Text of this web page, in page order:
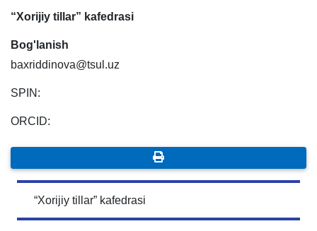
“Xorijiy tillar” kafedrasi
Bog'lanish
baxriddinova@tsul.uz
SPIN:
ORCID:
“Xorijiy tillar” kafedrasi